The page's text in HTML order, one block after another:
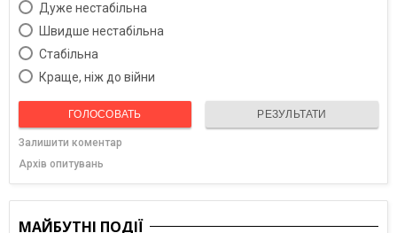
Дуже нестабільна
Швидше нестабільна
Cтабільна
Краще, ніж до війни
ГОЛОСОВАТЬ РЕЗУЛЬТАТИ
Залишити коментар
Архів опитувань
МАЙБУТНІ ПОДІЇ